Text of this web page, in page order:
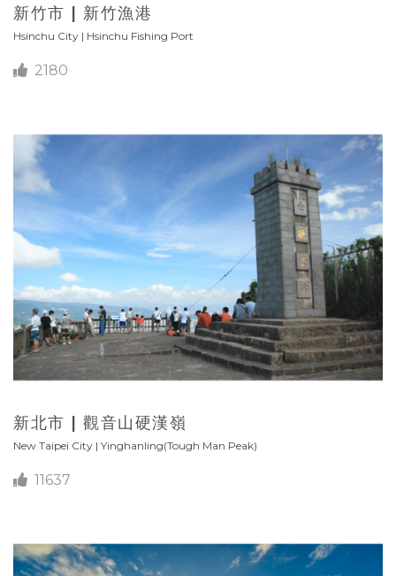
新竹市 | 新竹漁港
Hsinchu City | Hsinchu Fishing Port
2180
新北市 | 觀音山硬漢嶺
New Taipei City | Yinghanling(Tough Man Peak)
11637